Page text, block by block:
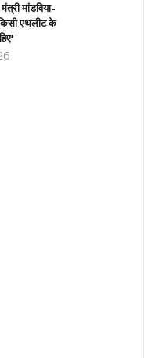
मांडविया-
किसी एथलीट के